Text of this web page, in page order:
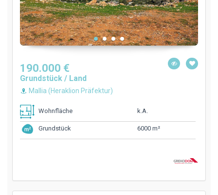
190.000 €
Grundstück / Land
Mallia (Heraklion Präfektur)
Wohnfläche k.A.
Grundstück 6000 m²